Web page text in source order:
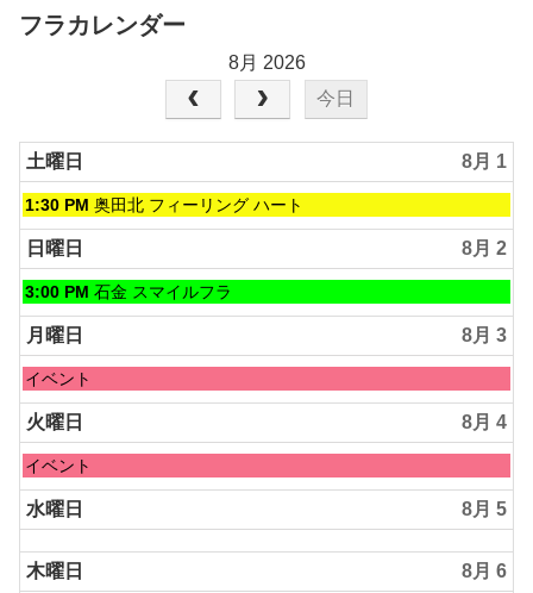
フラカレンダー
8月 2026
今日
土曜日 8月 1
土
曜
日,
8
月
1st
2026
1:30 PM 奥田北 フィーリング ハート
日曜日 8月 2
日
曜
日,
8
月
2nd
2026
3:00 PM 石金 スマイルフラ
月曜日 8月 3
月
曜
日,
8
月
3rd
2026
イベント
火曜日 8月 4
火
曜
日,
8
月
4th
イベント
水曜日 8月 5
木曜日 8月 6